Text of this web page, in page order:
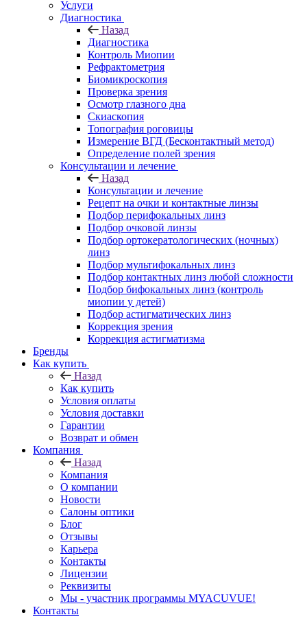
Услуги
Диагностика
Назад
Диагностика
Контроль Миопии
Рефрактометрия
Биомикроскопия
Проверка зрения
Осмотр глазного дна
Скиаскопия
Топография роговицы
Измерение ВГД (Бесконтактный метод)
Определение полей зрения
Консультации и лечение
Назад
Консультации и лечение
Рецепт на очки и контактные линзы
Подбор перифокальных линз
Подбор очковой линзы
Подбор ортокератологических (ночных)
линз
Подбор мультифокальных линз
Подбор контактных линз любой сложности
Подбор бифокальных линз (контроль
миопии у детей)
Подбор астигматических линз
Коррекция зрения
Коррекция астигматизма
Бренды
Как купить
Назад
Как купить
Условия оплаты
Условия доставки
Гарантии
Возврат и обмен
Компания
Назад
Компания
О компании
Новости
Салоны оптики
Блог
Отзывы
Карьера
Контакты
Лицензии
Реквизиты
Мы - участник программы MYACUVUE!
Контакты